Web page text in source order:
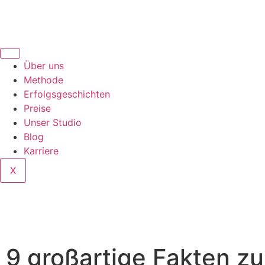
Über uns
Methode
Erfolgsgeschichten
Preise
Unser Studio
Blog
Karriere
X
9 großartige Fakten